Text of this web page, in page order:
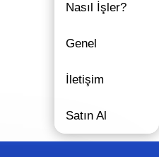
Nasıl İşler?
Genel
İletişim
Satın Al